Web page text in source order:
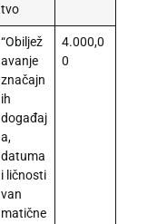
tvo
“Obiljež
avanje
značajn
ih
događaj
a,
datuma
i ličnosti
van
matične
4.000,0
0